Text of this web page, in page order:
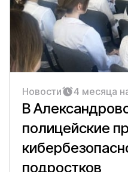
Новости 4 месяца
В
полицейские
подростков